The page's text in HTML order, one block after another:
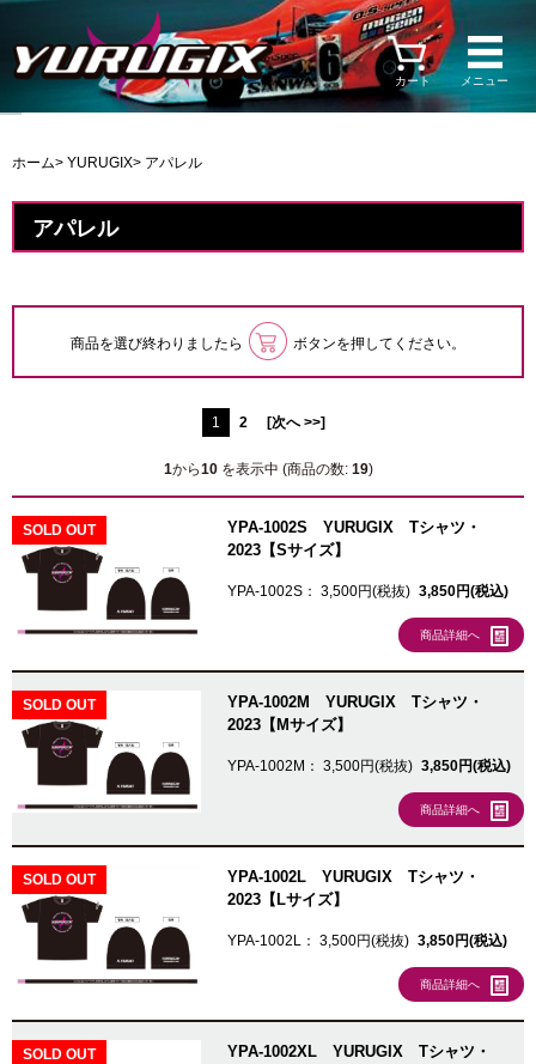
カート メニュー
ホーム> YURUGIX> アパレル
アパレル
商品を選び終わりましたら ボタンを押してください。
1 2 [次へ >>]
1から10を表示中 (商品の数: 19)
YPA-1002S YURUGIX Tシャツ・
2023【Sサイズ】
YPA-1002S： 3,500円(税抜) 3,850円(税込)
商品詳細へ
SOLD OUT
YPA-1002M YURUGIX Tシャツ・
2023【Mサイズ】
YPA-1002M： 3,500円(税抜) 3,850円(税込)
商品詳細へ
SOLD OUT
YPA-1002L YURUGIX Tシャツ・
2023【Lサイズ】
YPA-1002L： 3,500円(税抜) 3,850円(税込)
商品詳細へ
SOLD OUT
YPA-1002XL YURUGIX Tシャツ・
SOLD OUT